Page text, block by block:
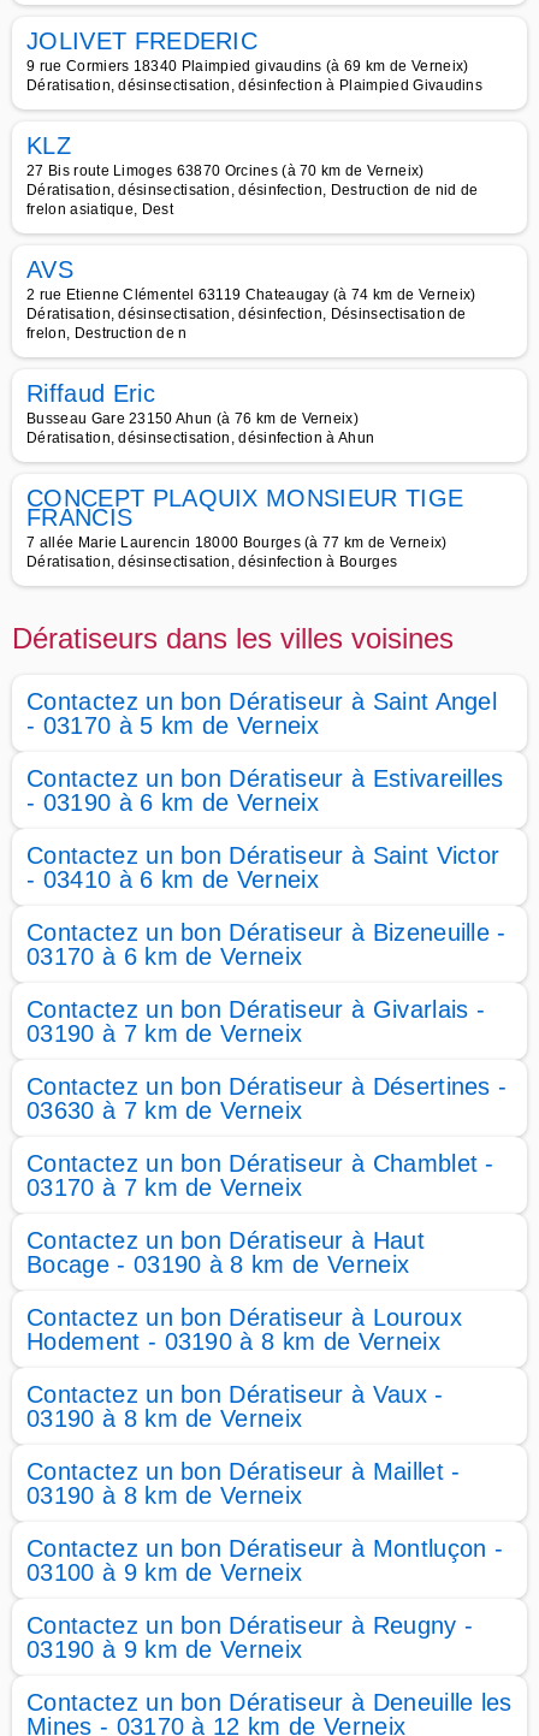
JOLIVET FREDERIC
9 rue Cormiers 18340 Plaimpied givaudins (à 69 km de Verneix)
Dératisation, désinsectisation, désinfection à Plaimpied Givaudins
KLZ
27 Bis route Limoges 63870 Orcines (à 70 km de Verneix)
Dératisation, désinsectisation, désinfection, Destruction de nid de
frelon asiatique, Dest
AVS
2 rue Etienne Clémentel 63119 Chateaugay (à 74 km de Verneix)
Dératisation, désinsectisation, désinfection, Désinsectisation de
frelon, Destruction de n
Riffaud Eric
Busseau Gare 23150 Ahun (à 76 km de Verneix)
Dératisation, désinsectisation, désinfection à Ahun
CONCEPT PLAQUIX MONSIEUR TIGE
FRANCIS
7 allée Marie Laurencin 18000 Bourges (à 77 km de Verneix)
Dératisation, désinsectisation, désinfection à Bourges
Dératiseurs dans les villes voisines
Contactez un bon Dératiseur à Saint Angel
- 03170 à 5 km de Verneix
Contactez un bon Dératiseur à Estivareilles
- 03190 à 6 km de Verneix
Contactez un bon Dératiseur à Saint Victor
- 03410 à 6 km de Verneix
Contactez un bon Dératiseur à Bizeneuille -
03170 à 6 km de Verneix
Contactez un bon Dératiseur à Givarlais -
03190 à 7 km de Verneix
Contactez un bon Dératiseur à Désertines -
03630 à 7 km de Verneix
Contactez un bon Dératiseur à Chamblet -
03170 à 7 km de Verneix
Contactez un bon Dératiseur à Haut
Bocage - 03190 à 8 km de Verneix
Contactez un bon Dératiseur à Louroux
Hodement - 03190 à 8 km de Verneix
Contactez un bon Dératiseur à Vaux -
03190 à 8 km de Verneix
Contactez un bon Dératiseur à Maillet -
03190 à 8 km de Verneix
Contactez un bon Dératiseur à Montluçon -
03100 à 9 km de Verneix
Contactez un bon Dératiseur à Reugny -
03190 à 9 km de Verneix
Contactez un bon Dératiseur à Deneuille les
Mines - 03170 à 12 km de Verneix